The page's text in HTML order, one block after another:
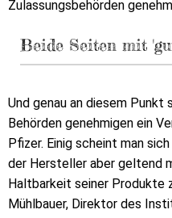
Zulassungsbehörden
Beide Seiten mit
Und genau an diesem Punkt
Behörden genehmigen ein
Pfizer. Einig scheint man
der Hersteller aber geltend
Haltbarkeit seiner Produkte
Mühlbauer, Direktor des